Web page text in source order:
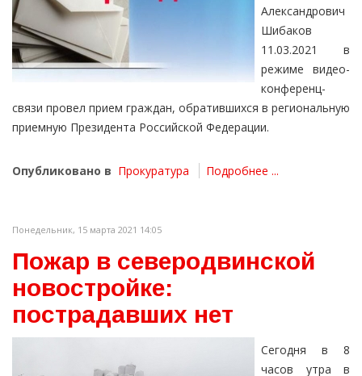
Александрович
Шибаков
11.03.2021 в
режиме видео-
конференц-
связи провел прием граждан, обратившихся в региональную
приемную Президента Российской Федерации.
Опубликовано в Прокуратура Подробнее ...
Понедельник, 15 марта 2021 14:05
Пожар в северодвинской
новостройке:
пострадавших нет
Сегодня в 8
часов утра в